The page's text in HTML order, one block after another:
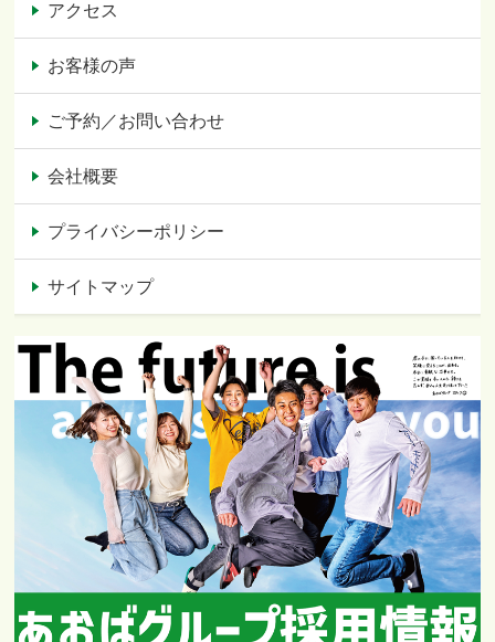
アクセス
お客様の声
ご予約／お問い合わせ
会社概要
プライバシーポリシー
サイトマップ